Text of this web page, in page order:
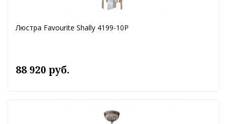
Люстра Favourite Shally 4199-10P
88 920 руб.